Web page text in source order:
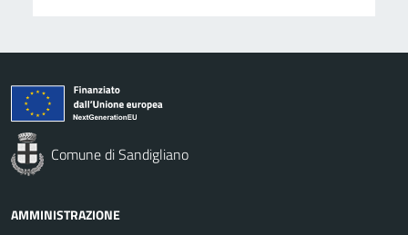
Comune di Sandigliano
AMMINISTRAZIONE